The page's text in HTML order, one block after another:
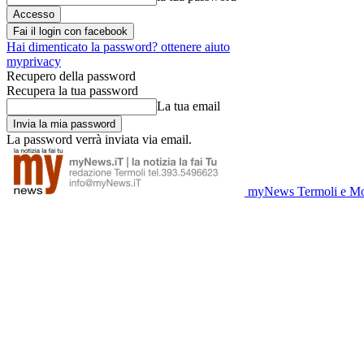
Fai il login con facebook
Hai dimenticato la password? ottenere aiuto
myprivacy
Recupero della password
Recupera la tua password
La tua email
La password verrà inviata via email.
myNews Termoli e